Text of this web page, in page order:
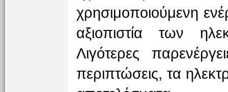
χρησιμοποιούμενη
αξιοπιστία των
Λιγότερες
περιπτώσεις, τα